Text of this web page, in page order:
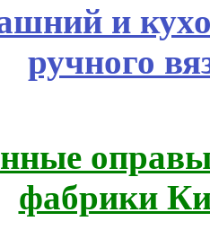
и
ручного
фабрики